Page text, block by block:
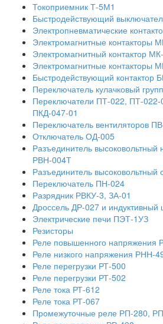
Токоприемник Т-5М1
Быстродействующий
Электропневматические
Электромагнитные контакторы
Электромагнитный контактор МК-
Электромагнитные
Быстродействующий контактор
Переключатель кулачковый
Переключатели ПТ-022, ПТ-
ПКД-047-01
Переключатель вентиляторов
Отключатель ОД-005
Разъединитель высоковольтный
РВН-004Т
Разъединитель
Переключатель ПН-024
Разрядник РВКУ-3, ЗА-01
Дроссель ДР-027 и
Электрические печи ПЭТ-1УЗ
Резисторы
Реле повышенного напряжения
Реле низкого напряжения РНН-
Реле перегрузки РТ-500
Реле перегрузки РТ-502
Реле тока РТ-612
Реле тока РТ-067
Промежуточные реле РП-280,